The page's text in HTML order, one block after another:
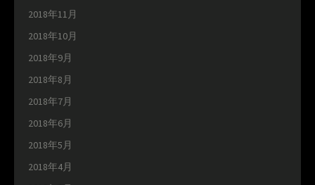
2018年11月
2018年10月
2018年9月
2018年8月
2018年7月
2018年6月
2018年5月
2018年4月